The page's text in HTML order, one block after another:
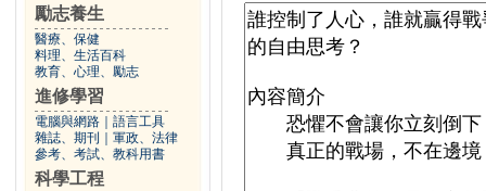
勵志養生
醫療、保健
料理、生活百科
教育、心理、勵志
進修學習
電腦與網路
語言工具
雜誌、期刊
軍政、法律
參考、考試、教科用書
科學工程